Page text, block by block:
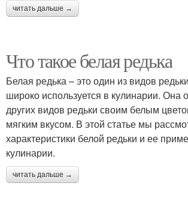
читать дальше →
Что такое белая редька
Белая редька – это один из видов
широко используется в кулинарии. Она
других видов редьки своим белым
мягким вкусом. В этой статье мы
характеристики белой редьки и ее
кулинарии.
читать дальше →